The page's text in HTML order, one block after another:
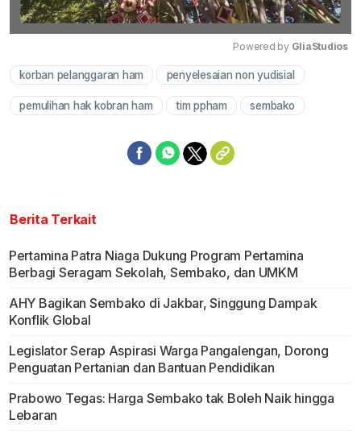
Mute
Powered by GliaStudios
korban pelanggaran ham penyelesaian non yudisial
pemulihan hak kobran ham tim ppham sembako
Berita Terkait
Pertamina Patra Niaga Dukung Program Pertamina
Berbagi Seragam Sekolah, Sembako, dan UMKM
AHY Bagikan Sembako di Jakbar, Singgung Dampak
Konflik Global
Legislator Serap Aspirasi Warga Pangalengan, Dorong
Penguatan Pertanian dan Bantuan Pendidikan
Prabowo Tegas: Harga Sembako tak Boleh Naik hingga
Lebaran